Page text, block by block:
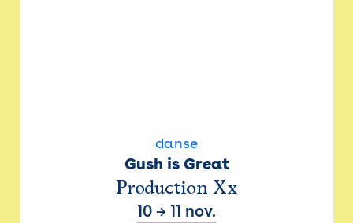
danse
Gush is Great
Production Xx
10 → 11 nov.